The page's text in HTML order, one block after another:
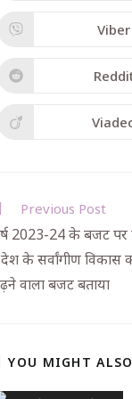
Viber
Previous Post
2023-24 के बजट पर
के सर्वांगीण विकास
वाला बजट बताया
YOU MIGHT